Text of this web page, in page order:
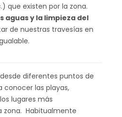
que existen por la zona.
aguas y la limpieza del
de nuestras travesías en
diferentes puntos de
conocer las playas,
lugares más
zona. Habitualmente